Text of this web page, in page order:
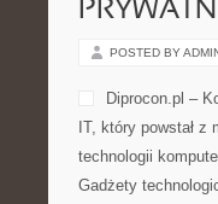
POSTED BY
Diprocon.pl –
IT, który powstał
technologii
Gadżety